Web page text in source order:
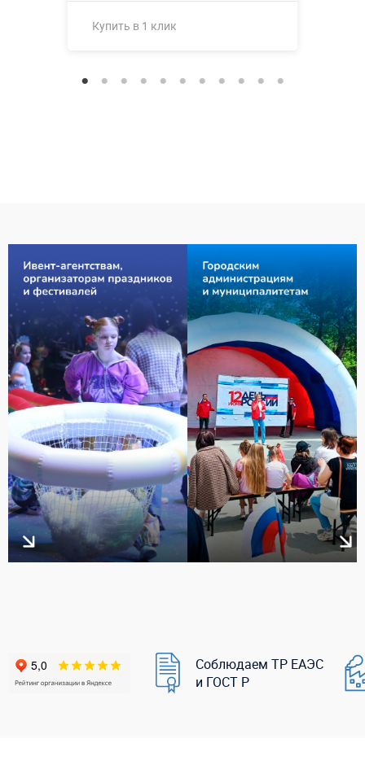
Купить в 1 клик
Соблюдаем ТР ЕАЭС
и ГОСТ Р